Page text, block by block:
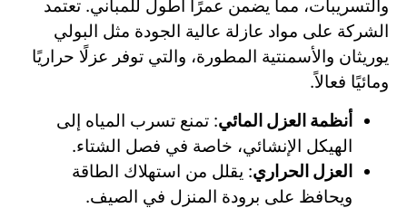
والتسريبات، مما يضمن عمرًا أطول للمباني. تعتمد
الشركة على مواد عازلة عالية الجودة مثل البولي
يوريثان والأسمنتية المطورة، والتي توفر عزلًا حراريًا
ومائيًا فعالاً.
أنظمة العزل المائي: تمنع تسرب المياه إلى
الهيكل الإنشائي، خاصة في فصل الشتاء.
العزل الحراري: يقلل من استهلاك الطاقة
ويحافظ على برودة المنزل في الصيف.